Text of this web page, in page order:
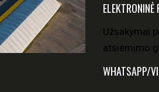
Užsakymai
atsiėmimo
WHATSAPP/